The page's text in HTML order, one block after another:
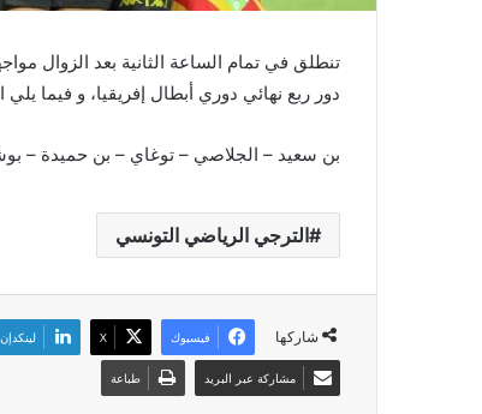
تنطلق في تمام الساعة الثانية بعد الزوال
دور ربع نهائي دوري أبطال إفريقيا، و فيما
بن سعيد – الجلاصي – توغاي – بن حميدة –
الترجي الرياضي التونسي
شاركها فيسبوك ‫X لينكدإن
مشاركة عبر البريد طباعة